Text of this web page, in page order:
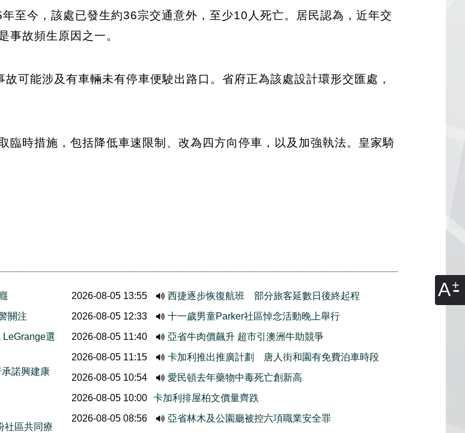
A
至今，該處已發生約36宗交通意外，至少10人死亡。居民認為，近年交
事故頻生原因之一。
可能涉及有車輛未有停車便駛出路口。省府正為該處設計環形交匯處，
臨時措施，包括降低車速限制、改為四方向停車，以及加強執法。皇家騎
關注
選
諾興建康
社區共同療
2026-08-05 13:55
西捷逐步恢復航班 部分旅客延數日後終起程
2026-08-05 12:33
十一歲男童Parker社區悼念活動晚上舉行
2026-08-05 11:40
亞省牛肉價飆升 超市引澳洲牛助競爭
2026-08-05 11:15
卡加利推出推廣計劃 唐人街和園有免費泊車時段
2026-08-05 10:54
愛民頓去年藥物中毒死亡創新高
2026-08-05 10:00
卡加利排屋柏文價量齊跌
2026-08-05 08:56
亞省林木及公園廳被控六項職業安全罪